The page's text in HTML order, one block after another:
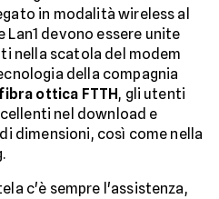
in modalità wireless al
devono essere unite
nella scatola del modem
della compagnia
ottica FTTH, gli utenti
nel download e
dimensioni, così come nella
c'è sempre l'assistenza,